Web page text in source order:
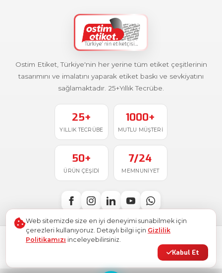
Ostim Etiket, Türkiye'nin her yerine tüm etiket çeşitlerinin
tasarımını ve imalatını yaparak etiket baskı ve sevkiyatını
sağlamaktadır. 25+Yıllık Tecrübe.
25+
YILLIK TECRÜBE
1000+
MUTLU MÜŞTERI
50+
ÜRÜN ÇEŞIDI
7/24
MEMNUNIYET
. Tüm hakları saklıdır.
Türkiye'de ile üretildi
Site Haritası
Web sitemizde size en iyi deneyimi sunabilmek için
çerezleri kullanıyoruz. Detaylı bilgi için Gizlilik
Politikamızı inceleyebilirsiniz.
Kabul Et